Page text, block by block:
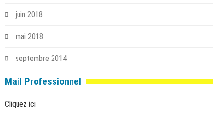
juin 2018
mai 2018
septembre 2014
Mail Professionnel
Cliquez ici